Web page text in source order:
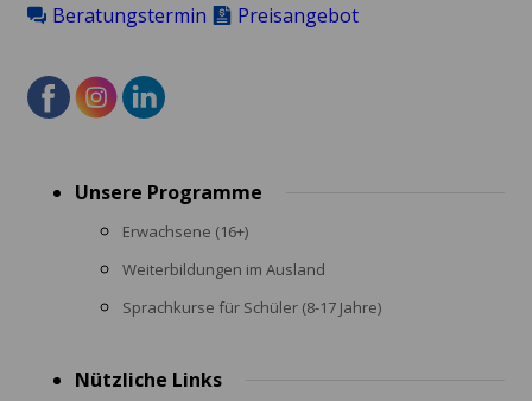
Beratungstermin Preisangebot
menuUnsere Programme
Erwachsene (16+)
Weiterbildungen im Ausland
Sprachkurse für Schüler (8-17 Jahre)
Nützliche Links